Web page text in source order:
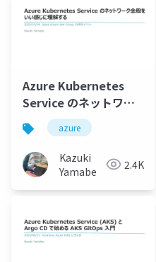
Azure Kubernetes
Service のネットワー
ク全般をいい感じに理
解する
azure
Kazuki
Yamabe
2.4K